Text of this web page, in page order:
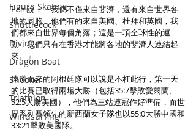
Figure Skating
Shuttlecock
Diving
Dragon Boat
Snooker
Triathlon
Windsurfing
Peni說：「我們不僅來自斐濟，還有來自世界各
地的同胞，他們有的來自美國、杜拜和英國，我
們都來自世界每個角落；這是一項全球性的運
動，我們只有在香港才能將各地的斐濟人連結起
來。」
遠道而來的阿根廷隊可以說是不枉此行，第一天
的比賽已取得兩場大勝（包括35:7擊敗愛爾蘭、
52:5大勝美國），他們為三站連冠作好準備，而世
界系列賽領先的新西蘭女子隊也以55:0大勝中國和
33:21擊敗美國隊。